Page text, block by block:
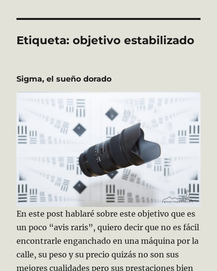
Etiqueta:objetivo estabilizado
Sigma, el sueño dorado
En este post hablaré sobre este objetivo que es
un poco “avis raris”, quiero decir que no es fácil
encontrarle enganchado en una máquina por la
calle, su peso y su precio quizás no son sus
mejores cualidades pero sus prestaciones bien